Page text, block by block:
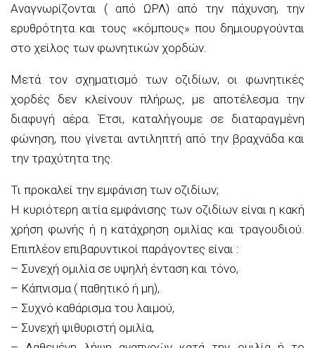
Αναγνωρίζονται ( από ΩΡΛ) από την πάχυνση, την
ερυθρότητα και τους «κόμπους» που δημιουργούνται
στο χείλος των φωνητικών χορδών.
Μετά τον σχηματισμό των οζιδίων, οι φωνητικές
χορδές δεν κλείνουν πλήρως, με αποτέλεσμα την
διαφυγή αέρα. Έτσι, καταλήγουμε σε διαταραγμένη
φώνηση, που γίνεται αντιληπτή από την βραχνάδα και
την τραχύτητα της.
Τι προκαλεί την εμφάνιση των οζιδίων;
Η κυριότερη αιτία εμφάνισης των οζιδίων είναι η κακή
χρήση φωνής ή η κατάχρηση ομιλίας και τραγουδιού.
Επιπλέον επιβαρυντικοί παράγοντες είναι :
– Συνεχή ομιλία σε υψηλή ένταση και τόνο,
– Κάπνισμα ( παθητικό ή μη),
– Συχνό καθάρισμα του λαιμού,
– Συνεχή ψιθυριστή ομιλία,